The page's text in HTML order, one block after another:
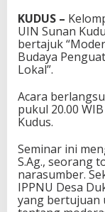
KUDUS –
UIN Sunan
bertajuk
Budaya
Lokal”.
Acara
pukul 20.00
Kudus.
Seminar ini
S.Ag., seorang
narasumber.
IPPNU Desa
yang bertujuan